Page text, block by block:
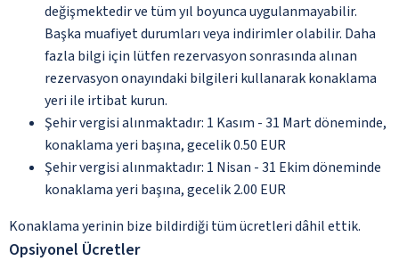
değişmektedir ve tüm yıl boyunca uygulanmayabilir.
Başka muafiyet durumları veya indirimler olabilir. Daha
fazla bilgi için lütfen rezervasyon sonrasında alınan
rezervasyon onayındaki bilgileri kullanarak konaklama
yeri ile irtibat kurun.
Şehir vergisi alınmaktadır: 1 Kasım - 31 Mart döneminde,
konaklama yeri başına, gecelik 0.50 EUR
Şehir vergisi alınmaktadır: 1 Nisan - 31 Ekim döneminde
konaklama yeri başına, gecelik 2.00 EUR
Konaklama yerinin bize bildirdiği tüm ücretleri dâhil ettik.
Opsiyonel Ücretler